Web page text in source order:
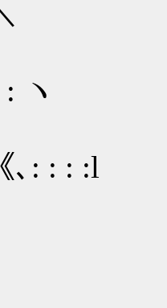
ヽ
: : : :l
ﾞ